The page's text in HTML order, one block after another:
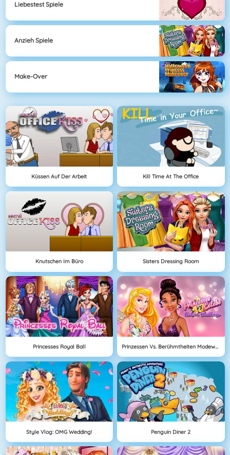
Liebestest Spiele
Anzieh Spiele
Make-Over
Küssen Auf Der Arbeit Kill Time At The Office
Knutschen Im Büro Sisters Dressing Room
Princesses Royal Ball Prinzessen Vs. Berühmtheiten Modewettbewerb
Style Vlog: OMG Wedding! Penguin Diner 2